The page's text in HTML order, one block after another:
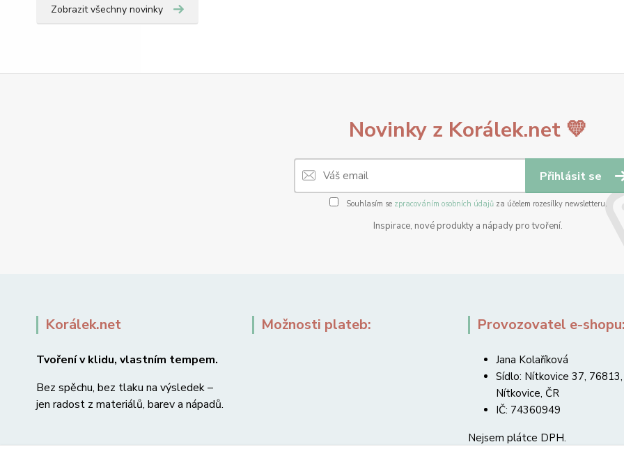
Zobrazit všechny novinky
Novinky z Korálek.net 💛
Přihlásit se
Souhlasím se zpracováním osobních údajůza účelem rozesílky newsletteru.
Inspirace, nové produkty a nápady pro tvoření.
Korálek.net
Tvoření v klidu, vlastním tempem.
Bez spěchu, bez tlaku na výsledek –
jen radost z materiálů, barev a nápadů.
Možnosti plateb: Provozovatel e-shopu:
Jana Kolaříková
Sídlo: Nítkovice 37, 76813,
Nítkovice, ČR
IČ: 74360949
Nejsem plátce DPH.